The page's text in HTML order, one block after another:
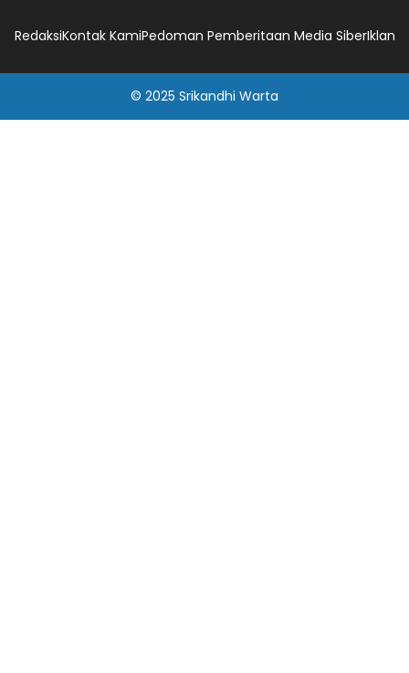
RedaksiKontak KamiPedoman Pemberitaan Media SiberIklan
© 2025 Srikandhi Warta